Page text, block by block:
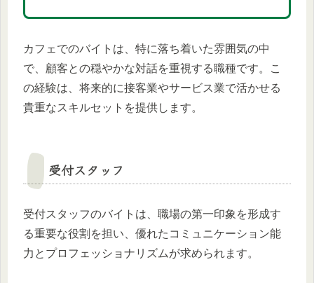
カフェでのバイトは、特に落ち着いた雰囲気の中
で、顧客との穏やかな対話を重視する職種です。こ
の経験は、将来的に接客業やサービス業で活かせる
貴重なスキルセットを提供します。
受付スタッフ
受付スタッフのバイトは、職場の第一印象を形成す
る重要な役割を担い、優れたコミュニケーション能
力とプロフェッショナリズムが求められます。